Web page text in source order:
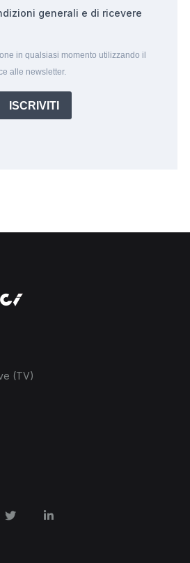
generali e di ricevere
in qualsiasi momento utilizzando il
alle newsletter.
ISCRIVITI
(TV)
TwitterLinkedin